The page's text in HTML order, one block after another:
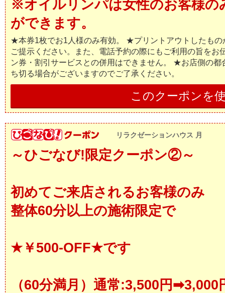
※オイルリンパは女性のお客様の
ができます。
★本券1枚でお1人様のみ有効。 ★プリントアウトしたもの
ご提示ください。また、電話予約の際にもご利用の旨を
ン券・割引サービスとの併用はできません。 ★お店側の都
ち切る場合がございますのでご了承ください。
このクーポンを
リラクゼーションハウス 月
～ひごなび!限定クーポン②～
初めてご来店されるお客様のみ
整体60分以上の施術限定で
★￥500-OFF★です
（60分満月）通常:3,500円➡3,000